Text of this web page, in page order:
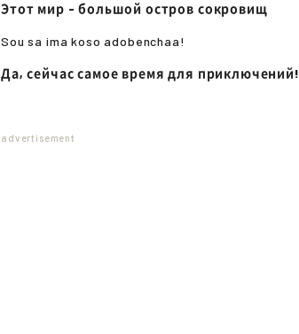
Этот мир - большой остров сокровищ
Sou sa ima koso adobenchaa!
Да, сейчас самое время для приключений!
advertisement